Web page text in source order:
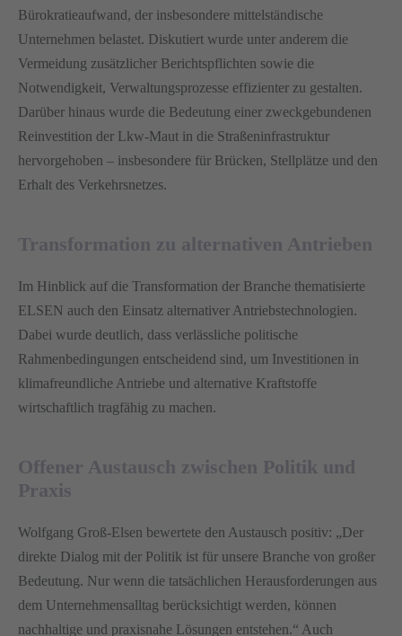
Bürokratieaufwand, der insbesondere mittelständische
Unternehmen belastet. Diskutiert wurde unter anderem die
Vermeidung zusätzlicher Berichtspflichten sowie die
Notwendigkeit, Verwaltungsprozesse effizienter zu gestalten.
Darüber hinaus wurde die Bedeutung einer zweckgebundenen
Reinvestition der Lkw-Maut in die Straßeninfrastruktur
hervorgehoben – insbesondere für Brücken, Stellplätze und den
Erhalt des Verkehrsnetzes.
Transformation zu alternativen Antrieben
Im Hinblick auf die Transformation der Branche thematisierte
ELSEN auch den Einsatz alternativer Antriebstechnologien.
Dabei wurde deutlich, dass verlässliche politische
Rahmenbedingungen entscheidend sind, um Investitionen in
klimafreundliche Antriebe und alternative Kraftstoffe
wirtschaftlich tragfähig zu machen.
Offener Austausch zwischen Politik und
Praxis
Wolfgang Groß-Elsen bewertete den Austausch positiv: „Der
direkte Dialog mit der Politik ist für unsere Branche von großer
Bedeutung. Nur wenn die tatsächlichen Herausforderungen aus
dem Unternehmensalltag berücksichtigt werden, können
nachhaltige und praxisnahe Lösungen entstehen.“ Auch